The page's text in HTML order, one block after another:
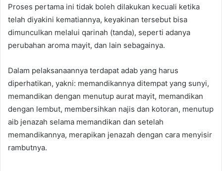
Proses pertama ini tidak boleh dilakukan kecuali ketika
telah diyakini kematiannya, keyakinan tersebut bisa
dimunculkan melalui qarinah (tanda), seperti adanya
perubahan aroma mayit, dan lain sebagainya.
Dalam pelaksanaannya terdapat adab yang harus
diperhatikan, yakni: memandikannya ditempat yang sunyi,
memandikan dengan menutup aurat mayit, memandikan
dengan lembut, membersihkan najis dan kotoran, menutup
aib jenazah selama memandikan dan setelah
memandikannya, merapikan jenazah dengan cara menyisir
rambutnya.